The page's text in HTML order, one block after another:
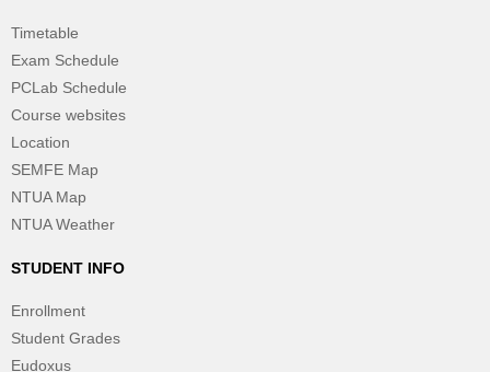
Timetable
Exam Schedule
PCLab Schedule
Course websites
Location
SEMFE Map
NTUA Map
NTUA Weather
STUDENT INFO
Enrollment
Student Grades
Eudoxus